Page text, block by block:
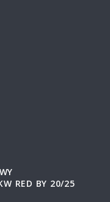
RED BY 20/25